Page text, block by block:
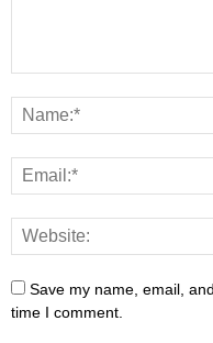
Save my name, email,
time I comment.